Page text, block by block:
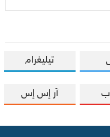
تيليغرام
آر إس إس